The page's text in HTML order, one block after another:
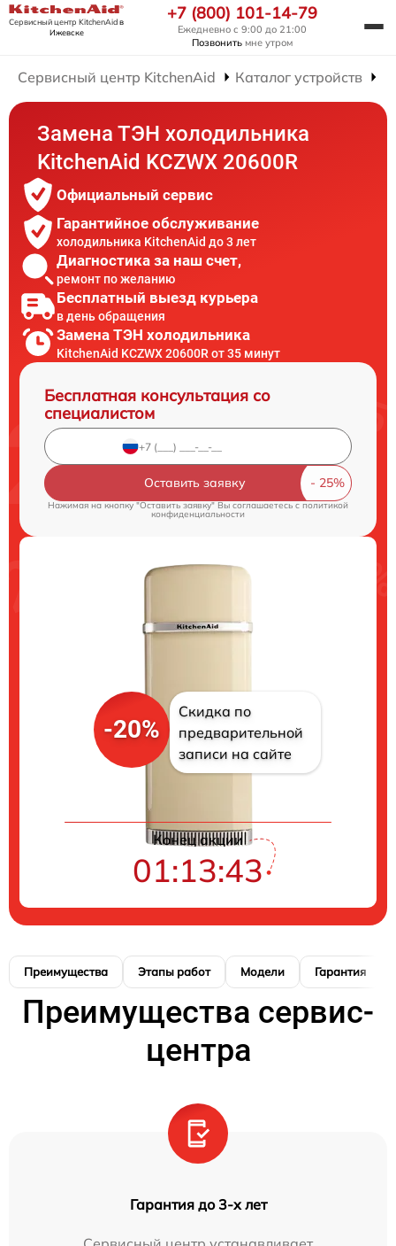
Сервисный центр KitchenAidв
Ижевске
+7 (800) 101-14-79
Ежедневно с 9:00 до 21:00
Позвонить мне утром
Сервисный центр KitchenAid Каталог устройств
Замена ТЭН холодильника
KitchenAid KCZWX 20600R
Официальный сервис
Гарантийное обслуживание
холодильника KitchenAid до 3 лет
Диагностика за наш счет,
ремонт по желанию
Бесплатный выезд курьера
в день обращения
Замена ТЭН холодильника
KitchenAid KCZWX 20600R от 35 минут
Бесплатная консультация со
специалистом
Оставить заявку
Нажимая на кнопку "Оставить заявку" Вы соглашаетесь cполитикой
конфиденциальности
-20%
Скидка по
предварительной
записи на сайте
Конец акции
01:13:42
Преимущества Этапы работ Модели Гарантия
Преимущества сервис-
центра
Гарантия до 3-х лет